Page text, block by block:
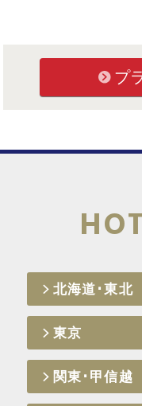
プ
北海道･東北
東京
関東･甲信越